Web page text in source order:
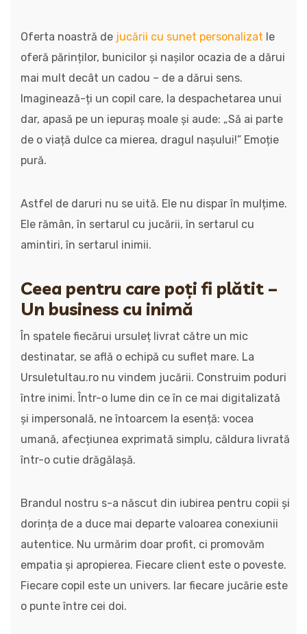
Oferta noastră de jucării cu sunet personalizat le
oferă părinților, bunicilor și nașilor ocazia de a dărui
mai mult decât un cadou – de a dărui sens.
Imaginează-ți un copil care, la despachetarea unui
dar, apasă pe un iepuraș moale și aude: „Să ai parte
de o viață dulce ca mierea, dragul nașului!” Emoție
pură.
Astfel de daruri nu se uită. Ele nu dispar în mulțime.
Ele rămân, în sertarul cu jucării, în sertarul cu
amintiri, în sertarul inimii.
Ceea pentru care poți fi plătit –
Un business cu inimă
În spatele fiecărui ursuleț livrat către un mic
destinatar, se află o echipă cu suflet mare. La
Ursuletultau.ro nu vindem jucării. Construim poduri
între inimi. Într-o lume din ce în ce mai digitalizată
și impersonală, ne întoarcem la esență: vocea
umană, afecțiunea exprimată simplu, căldura livrată
într-o cutie drăgălașă.
Brandul nostru s-a născut din iubirea pentru copii și
dorința de a duce mai departe valoarea conexiunii
autentice. Nu urmărim doar profit, ci promovăm
empatia și apropierea. Fiecare client este o poveste.
Fiecare copil este un univers. Iar fiecare jucărie este
o punte între cei doi.